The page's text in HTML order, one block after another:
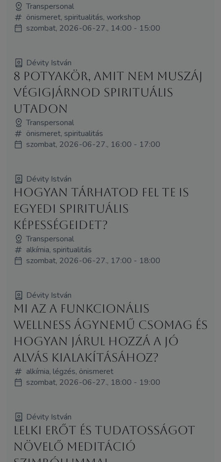
Transpersonal
önismeret, spiritualitás, workshop
szombat, 2026-06-27., 14:00 - 15:00
Dévity István
8 potyakör, amit nem muszáj
végigjárnod spirituális
utadon
Transpersonal
önismeret, spiritualitás
szombat, 2026-06-27., 16:00 - 17:00
Dévity István
Hogyan tárhatod fel te is
egyedi spirituális
képességeidet?
Transpersonal
alkímia, spiritualitás
szombat, 2026-06-27., 17:00 - 18:00
Dévity István
Mi az a funkcionális
wellness ágynemű csomag és
hogyan járul hozzá a jó
alvás kialakításához?
alkímia, légzés, önismeret
szombat, 2026-06-27., 18:00 - 19:00
Dévity István
LELKI ERŐT ÉS TUDATOSSÁGOT
NÖVELŐ MEDITÁCIÓ